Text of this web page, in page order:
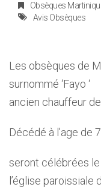
Obsèques
Avis Obsèques
Les obsèques de
surnommé ‘Fayo ‘
ancien chauffeur
Décédé à l’age de
seront célébrées
l’église paroissiale